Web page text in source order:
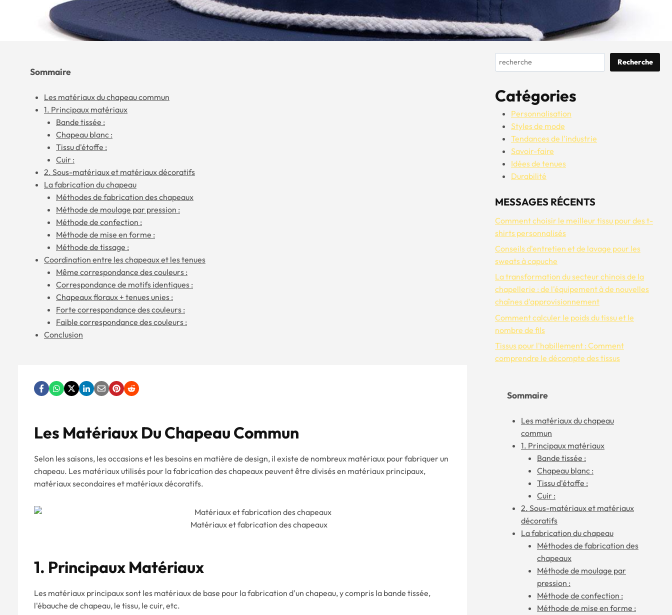
Sommaire
Les matériaux du chapeau commun
1. Principaux matériaux
Bande tissée :
Chapeau blanc :
Tissu d'étoffe :
Cuir :
2. Sous-matériaux et matériaux décoratifs
La fabrication du chapeau
Méthodes de fabrication des chapeaux
Méthode de moulage par pression :
Méthode de confection :
Méthode de mise en forme :
Méthode de tissage :
Coordination entre les chapeaux et les tenues
Même correspondance des couleurs :
Correspondance de motifs identiques :
Chapeaux floraux + tenues unies :
Forte correspondance des couleurs :
Faible correspondance des couleurs :
Conclusion
Les Matériaux Du Chapeau Commun
Selon les saisons, les occasions et les besoins en matière de design, il existe de nombreux matériaux pour fabriquer un
chapeau. Les matériaux utilisés pour la fabrication des chapeaux peuvent être divisés en matériaux principaux,
matériaux secondaires et matériaux décoratifs.
Matériaux et fabrication des chapeaux
1. Principaux Matériaux
Les matériaux principaux sont les matériaux de base pour la fabrication d'un chapeau, y compris la bande tissée,
l'ébauche de chapeau, le tissu, le cuir, etc.
Rechercher Recherche
Catégories
Personnalisation
Styles de mode
Tendances de l'industrie
Savoir-faire
Idées de tenues
Durabilité
MESSAGES RÉCENTS
Comment choisir le meilleur tissu pour des t-
shirts personnalisés
Conseils d'entretien et de lavage pour les
sweats à capuche
La transformation du secteur chinois de la
chapellerie : de l'équipement à de nouvelles
chaînes d'approvisionnement
Comment calculer le poids du tissu et le
nombre de fils
Tissus pour l'habillement : Comment
comprendre le décompte des tissus
Sommaire
Les matériaux du chapeau
commun
1. Principaux matériaux
Bande tissée :
Chapeau blanc :
Tissu d'étoffe :
Cuir :
2. Sous-matériaux et matériaux
décoratifs
La fabrication du chapeau
Méthodes de fabrication des
chapeaux
Méthode de moulage par
pression :
Méthode de confection :
Méthode de mise en forme :